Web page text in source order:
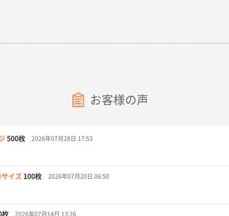
お客様の声
500枚 2026年07月28日 17:53
イズ 100枚 2026年07月20日 06:50
枚 2026年07月14日 13:26